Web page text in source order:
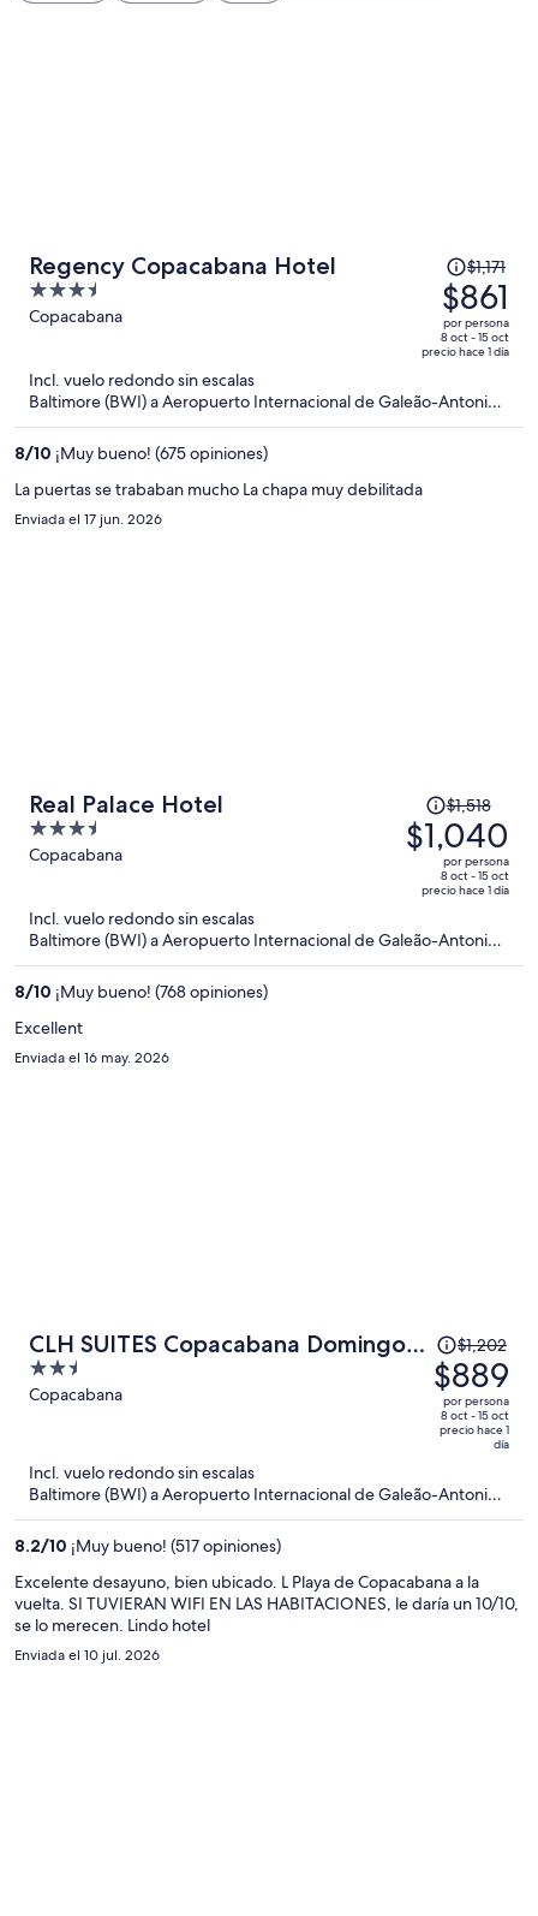
Regency Copacabana Hotel
3.5
out
Copacabana
El
precio
era
de
$1,171
ahora
$1,171
$861
por persona
8 oct - 15 oct
precio hace 1 día
Incl. vuelo redondo sin escalas
Baltimore (BWI) a Aeropuerto Internacional de Galeão-Antonio
Carlos Jobim (GIG)
8/10 ¡Muy bueno! (675 opiniones)
La puertas se trababan mucho La chapa muy debilitada
Enviada el 17 jun. 2026
Real Palace Hotel
3.5
out
5
Copacabana
precio
era
$1,518
ahora
$1,518
$1,040
por persona
8 oct - 15 oct
precio hace 1 día
Incl. vuelo redondo sin escalas
Baltimore (BWI) a Aeropuerto Internacional de Galeão-Antonio
Carlos Jobim (GIG)
8/10 ¡Muy bueno! (768 opiniones)
Excellent
Enviada el 16 may. 2026
CLH SUITES Copacabana Domingos
Ferreira
2.5
out
Copacabana
El
precio
era
de
$1,202
ahora
es
por
persona
$1,202
$889
por persona
8 oct - 15 oct
precio hace 1
día
Incl. vuelo redondo sin escalas
Baltimore (BWI) a Aeropuerto Internacional de Galeão-Antonio
Carlos Jobim (GIG)
8.2/10 ¡Muy bueno! (517 opiniones)
Excelente desayuno, bien ubicado. L Playa de Copacabana a la
vuelta. SI TUVIERAN WIFI EN LAS HABITACIONES, le daría un 10/10,
se lo merecen. Lindo hotel
Enviada el 10 jul. 2026